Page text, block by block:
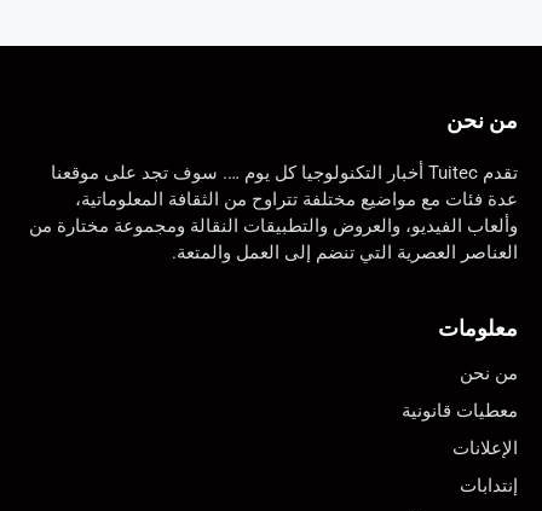
من نحن
تقدم Tuitec أخبار التكنولوجيا كل يوم …. سوف تجد على موقعنا
عدة فئات مع مواضيع مختلفة تتراوح من الثقافة المعلوماتية،
وألعاب الفيديو، والعروض والتطبيقات النقالة ومجموعة مختارة من
العناصر العصرية التي تنضم إلى العمل والمتعة.
معلومات
من نحن
معطيات قانونية
الإعلانات
إنتدابات